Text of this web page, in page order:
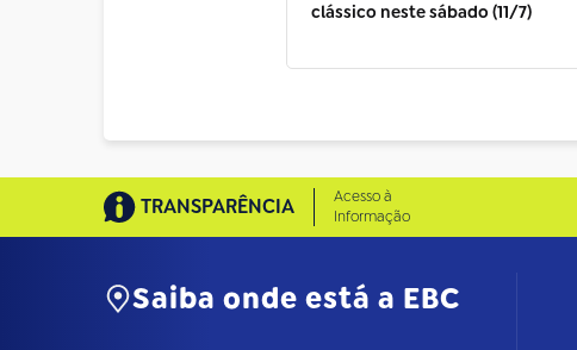
clássico neste sábado (11/7)
TRANSPARÊNCIA
Acesso à
Informação
Saiba onde está a EBC